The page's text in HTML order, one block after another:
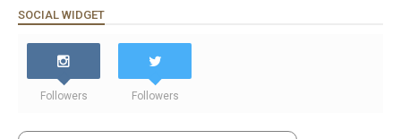
SOCIAL WIDGET
Followers Followers